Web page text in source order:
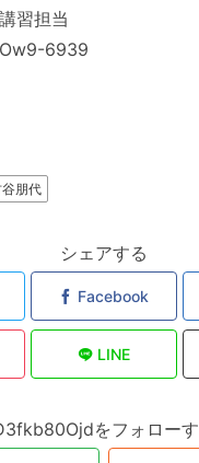
習担当
6939
朋代
シェアする
Facebook
LINE
をフォロー